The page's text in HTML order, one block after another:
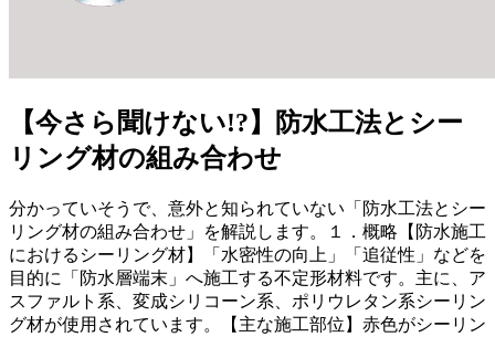
【今さら聞けない!?】防水工法とシー
リング材の組み合わせ
分かっていそうで、意外と知られていない「防水工法とシー
リング材の組み合わせ」を解説します。１．概略【防水施工
におけるシーリング材】「水密性の向上」「追従性」などを
目的に「防水層端末」へ施工する不定形材料です。主に、ア
スファルト系、変成シリコーン系、ポリウレタン系シーリン
グ材が使用されています。【主な施工部位】赤色がシーリン